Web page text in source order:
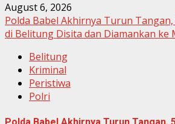
August 6, 2026
Polda Babel Akhirnya Turun
di Belitung Disita dan Diamankan ke
Belitung
Kriminal
Peristiwa
Polri
Polda Babel Akhirnya Turun Tangan,